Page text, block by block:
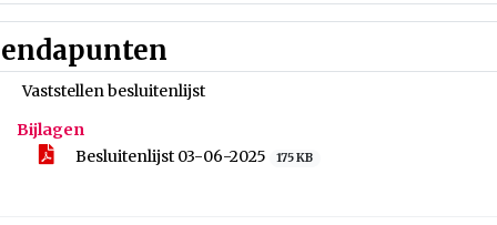
Vaststellen besluitenlijst
Bijlagen
Besluitenlijst 03-06-2025
175 KB